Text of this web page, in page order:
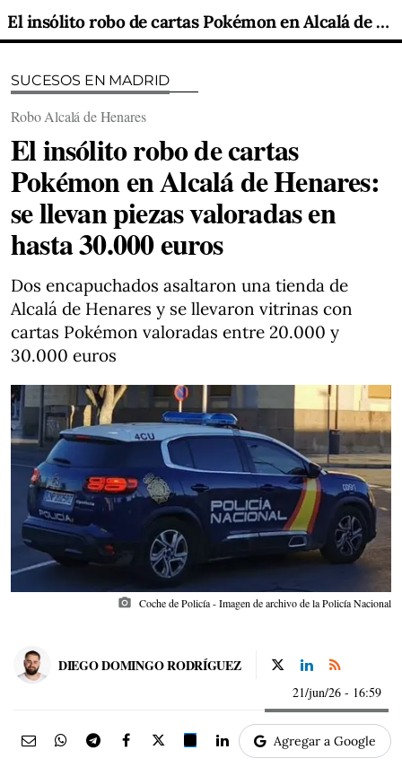
El insólito robo de cartas Pokémon en Alcalá de Henares: se llevan piezas valoradas en hasta 30.000 euros
SUCESOS EN MADRID
Robo Alcalá de Henares
El insólito robo de cartas
Pokémon en Alcalá de Henares:
se llevan piezas valoradas en
hasta 30.000 euros
Dos encapuchados asaltaron una tienda de
Alcalá de Henares y se llevaron vitrinas con
cartas Pokémon valoradas entre 20.000 y
30.000 euros
photo_camera Coche de Policía - Imagen de archivo de la Policía Nacional
DIEGO DOMINGO RODRÍGUEZ
21/jun/26 - 16:59
Agregar a Google